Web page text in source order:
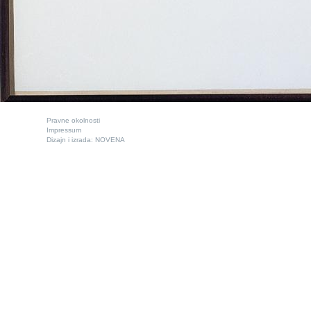
Pravne okolnosti
Impressum
Dizajn i izrada: NOVENA